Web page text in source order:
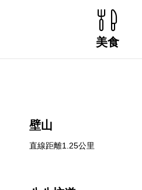
美食
壁山
直線距離1.25公里